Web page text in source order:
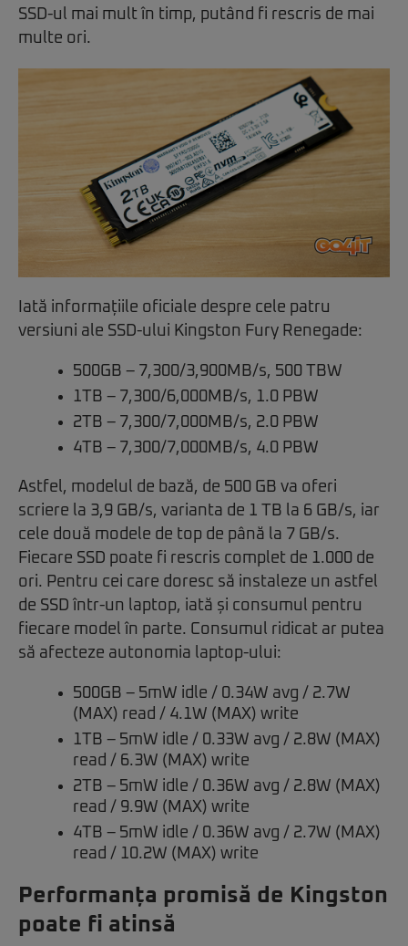
SSD-ul mai mult în timp, putând fi rescris de mai
multe ori.
Iată informațiile oficiale despre cele patru
versiuni ale SSD-ului Kingston Fury Renegade:
500GB – 7,300/3,900MB/s, 500 TBW
1TB – 7,300/6,000MB/s, 1.0 PBW
2TB – 7,300/7,000MB/s, 2.0 PBW
4TB – 7,300/7,000MB/s, 4.0 PBW
Astfel, modelul de bază, de 500 GB va oferi
scriere la 3,9 GB/s, varianta de 1 TB la 6 GB/s, iar
cele două modele de top de până la 7 GB/s.
Fiecare SSD poate fi rescris complet de 1.000 de
ori. Pentru cei care doresc să instaleze un astfel
de SSD într-un laptop, iată și consumul pentru
fiecare model în parte. Consumul ridicat ar putea
să afecteze autonomia laptop-ului:
500GB – 5mW idle / 0.34W avg / 2.7W
(MAX) read / 4.1W (MAX) write
1TB – 5mW idle / 0.33W avg / 2.8W (MAX)
read / 6.3W (MAX) write
2TB – 5mW idle / 0.36W avg / 2.8W (MAX)
read / 9.9W (MAX) write
4TB – 5mW idle / 0.36W avg / 2.7W (MAX)
read / 10.2W (MAX) write
Performanța promisă de Kingston
poate fi atinsă